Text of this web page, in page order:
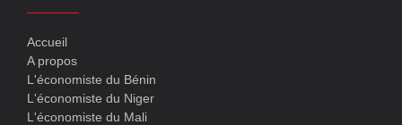
Accueil
A propos
L'économiste du Bénin
L'économiste du Niger
L'économiste du Mali